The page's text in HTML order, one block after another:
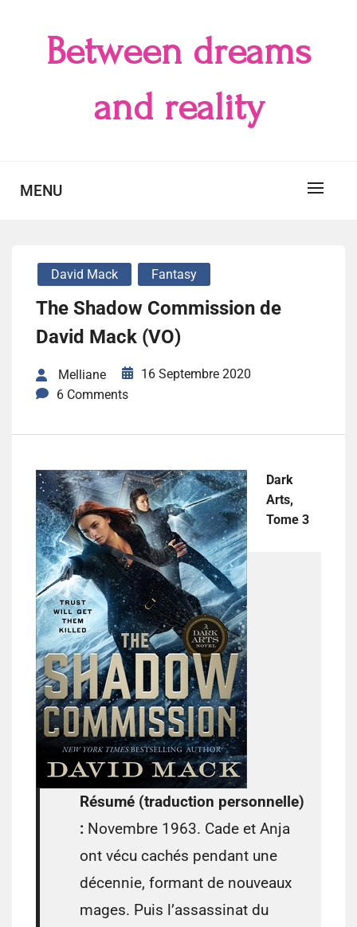
Between dreams
and reality
MENU
David Mack Fantasy
The Shadow Commission de
David Mack (VO)
Melliane
16 Septembre 2020
6 Comments
Dark
Arts,
Tome 3
Résumé (traduction personnelle)
: Novembre 1963. Cade et Anja
ont vécu cachés pendant une
décennie, formant de nouveaux
mages. Puis l’assassinat du